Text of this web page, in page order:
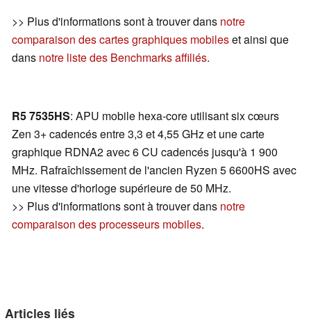
>> Plus d'informations sont à trouver dans notre
comparaison des cartes graphiques mobileset ainsi que
dans notre liste des Benchmarks affiliés.
R5 7535HS: APU mobile hexa-core utilisant six cœurs
Zen 3+ cadencés entre 3,3 et 4,55 GHz et une carte
graphique RDNA2 avec 6 CU cadencés jusqu'à 1 900
MHz. Rafraîchissement de l'ancien Ryzen 5 6600HS avec
une vitesse d'horloge supérieure de 50 MHz.
>> Plus d'informations sont à trouver dans notre
comparaison des processeurs mobiles.
Articles liés